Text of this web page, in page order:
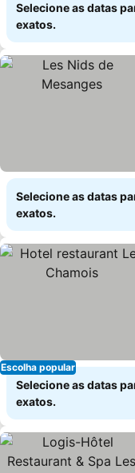
Selecione as datas
exatos.
Selecione as datas
exatos.
Escolha popular
Selecione as datas
exatos.